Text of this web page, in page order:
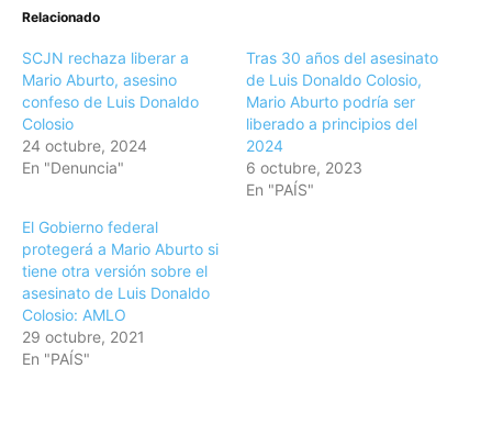
Relacionado
SCJN rechaza liberar a
Mario Aburto, asesino
confeso de Luis Donaldo
Colosio
24 octubre, 2024
En "Denuncia"
Tras 30 años del asesinato
de Luis Donaldo Colosio,
Mario Aburto podría ser
liberado a principios del
2024
6 octubre, 2023
En "PAÍS"
El Gobierno federal
protegerá a Mario Aburto si
tiene otra versión sobre el
asesinato de Luis Donaldo
Colosio: AMLO
29 octubre, 2021
En "PAÍS"